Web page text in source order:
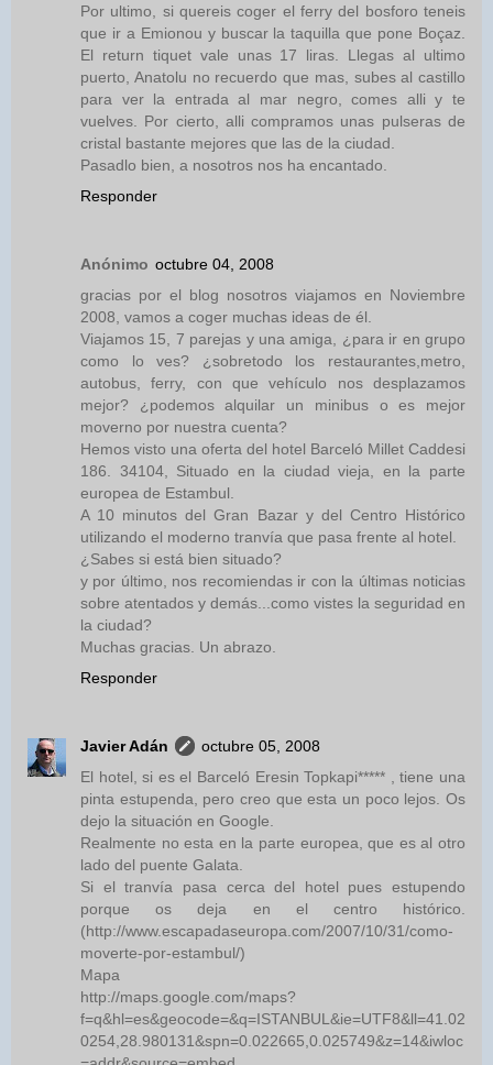
Por ultimo, si quereis coger el ferry del bosforo teneis
que ir a Emionou y buscar la taquilla que pone Boçaz.
El return tiquet vale unas 17 liras. Llegas al ultimo
puerto, Anatolu no recuerdo que mas, subes al castillo
para ver la entrada al mar negro, comes alli y te
vuelves. Por cierto, alli compramos unas pulseras de
cristal bastante mejores que las de la ciudad.
Pasadlo bien, a nosotros nos ha encantado.
Responder
Anónimo octubre 04, 2008
gracias por el blog nosotros viajamos en Noviembre
2008, vamos a coger muchas ideas de él.
Viajamos 15, 7 parejas y una amiga, ¿para ir en grupo
como lo ves? ¿sobretodo los restaurantes,metro,
autobus, ferry, con que vehículo nos desplazamos
mejor? ¿podemos alquilar un minibus o es mejor
moverno por nuestra cuenta?
Hemos visto una oferta del hotel Barceló Millet Caddesi
186. 34104, Situado en la ciudad vieja, en la parte
europea de Estambul.
A 10 minutos del Gran Bazar y del Centro Histórico
utilizando el moderno tranvía que pasa frente al hotel.
¿Sabes si está bien situado?
y por último, nos recomiendas ir con la últimas noticias
sobre atentados y demás...como vistes la seguridad en
la ciudad?
Muchas gracias. Un abrazo.
Responder
Javier Adán
octubre 05, 2008
El hotel, si es el Barceló Eresin Topkapi***** , tiene una
pinta estupenda, pero creo que esta un poco lejos. Os
dejo la situación en Google.
Realmente no esta en la parte europea, que es al otro
lado del puente Galata.
Si el tranvía pasa cerca del hotel pues estupendo
porque os deja en el centro histórico.
(http://www.escapadaseuropa.com/2007/10/31/como-
moverte-por-estambul/)
Mapa
http://maps.google.com/maps?
f=q&hl=es&geocode=&q=ISTANBUL&ie=UTF8&ll=41.02
0254,28.980131&spn=0.022665,0.025749&z=14&iwloc